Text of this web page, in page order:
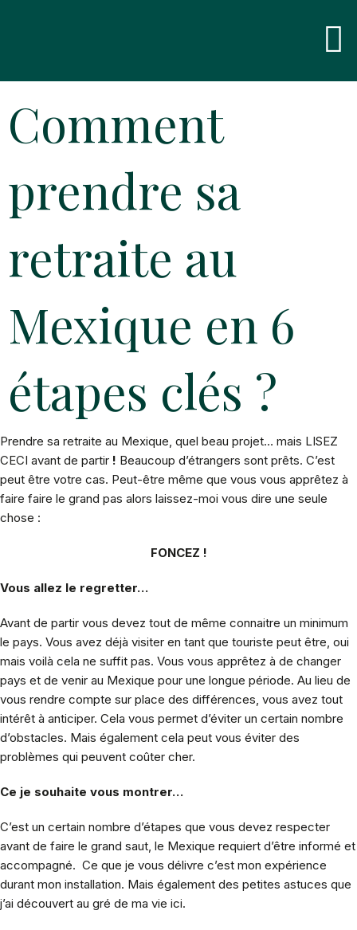
Comment
prendre sa
retraite au
Mexique en 6
étapes clés ?
Prendre sa retraite au Mexique, quel beau projet… mais LISEZ
CECI avant de partir ! Beaucoup d’étrangers sont prêts. C’est
peut être votre cas. Peut-être même que vous vous apprêtez à
faire faire le grand pas alors laissez-moi vous dire une seule
chose :
FONCEZ !
Vous allez le regretter…
Avant de partir vous devez tout de même connaitre un minimum
le pays. Vous avez déjà visiter en tant que touriste peut être, oui
mais voilà cela ne suffit pas. Vous vous apprêtez à de changer
pays et de venir au Mexique pour une longue période. Au lieu de
vous rendre compte sur place des différences, vous avez tout
intérêt à anticiper. Cela vous permet d’éviter un certain nombre
d’obstacles. Mais également cela peut vous éviter des
problèmes qui peuvent coûter cher.
Ce je souhaite vous montrer…
C’est un certain nombre d’étapes que vous devez respecter
avant de faire le grand saut, le Mexique requiert d’être informé et
accompagné. Ce que je vous délivre c’est mon expérience
durant mon installation. Mais également des petites astuces que
j’ai découvert au gré de ma vie ici.